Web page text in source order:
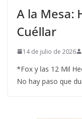
A la Mesa:
Cuéllar
14 de julio de 2026
*Fox y las 12 Mil
No hay paso que